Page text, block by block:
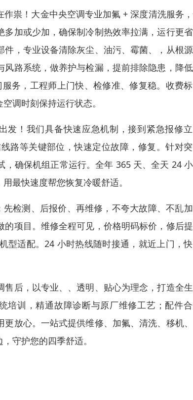
祟！大金中央空调专业加氟 + 深度清洗服务
加或少加，确保制冷制热效率拉满，运行更
，专业设备清除灰尘、油污、霉菌、，从根
路系统，做养护与检漏，提前排除隐患，降
务，工程师上门快、检修准、修复稳。收费
调时刻保持运行状态。
发！我们具备快速应急机制，接到紧急报修
路等关键部位，快速定位故障，修复。针对
确保机组正常运行。全年 365 天、全天 24
最快速度帮您恢复冷暖舒适。
检测、后报价、再维修，不夸大故障、不乱
项目。维修全程可见，价格明码标价，修后
型适配。24 小时热线随时接通，就近上门，
后，以专业、、透明、贴心为理念，打造全
培训，精通故障诊断与原厂维修工艺；配件
放心。一站式提供维修、加氟、清洗、移机
守护您的四季舒适。